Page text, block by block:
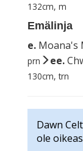
132cm, m
Emälinja
e. Moana's
prn
ee.
130cm, trn
Dawn
ole